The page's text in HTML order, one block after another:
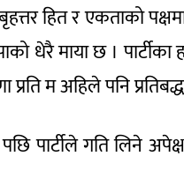
हित र एकताको
धेरै माया छ ।
म अहिले पनि
पार्टीले गति लिने